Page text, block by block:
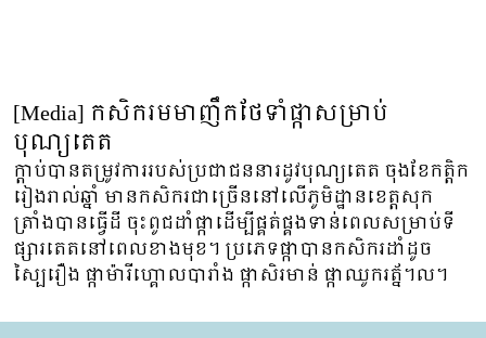
[Media] កសិករមមាញឹកថែទាំផ្កាសម្រាប់
បុណ្យតេត
ក្ដាប់បានតម្រូវការរបស់ប្រជាជននារដូវបុណ្យតេត ចុងខែកត្តិក
រៀងរាល់ឆ្នាំ មានកសិករជាច្រើននៅលើភូមិដ្ឋានខេត្តសុក
ត្រាំងបានធ្វើដី ចុះពូជដាំផ្កាដើម្បីផ្គត់ផ្គងទាន់ពេលសម្រាប់ទី
ផ្សារតេតនៅពេលខាងមុខ។ ប្រភេទផ្កាបានកសិករដាំដូច
ស្បៃរឿង ផ្កាម៉ារីហ្គោលបារាំង ផ្កាសិរមាន់ ផ្កាឈូករត្ន័។ល។